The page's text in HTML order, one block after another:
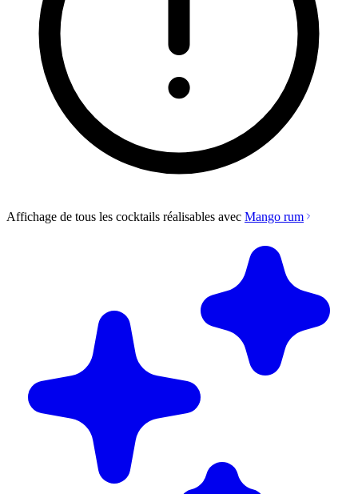
Affichage de tous les cocktails réalisables avec Mango rum